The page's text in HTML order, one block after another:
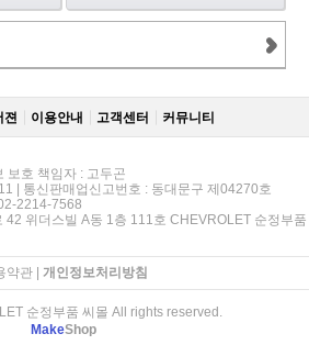
젼 이용안내 고객센터 커뮤니티
보호 책임자 : 고두곤
| 통신판매업신고번호 : 동대문구 제04270호
2214-7568
42 위더스빌 A동 1층 111호 CHEVROLET 순정부품
약관| 개인정보처리방침
순정부품 씨몰 All rights reserved.
MakeShop